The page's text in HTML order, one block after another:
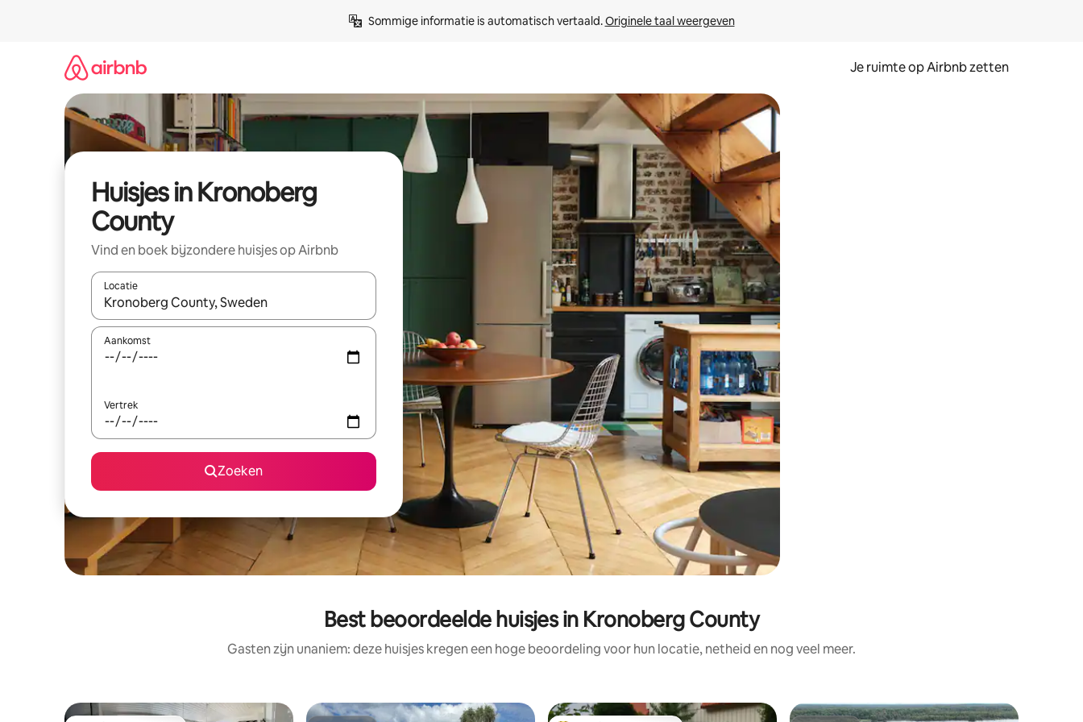
Sommige informatie is automatisch vertaald. Originele taal weergeven
Je ruimte op Airbnb zetten
Huisjes in Kronoberg
County
Vind en boek bijzondere huisjes op Airbnb
Locatie
Wanneer er suggesties beschikbaar zijn, maak je een keuze met je de pijltjestoetsen omhoog en omlaag, óf door te tikken of swipen.
Aankomst
Vertrek
Zoeken
Best beoordeelde huisjes in Kronoberg County
Gasten zijn unaniem: deze huisjes kregen een hoge beoordeling voor hun locatie, netheid en nog veel meer.